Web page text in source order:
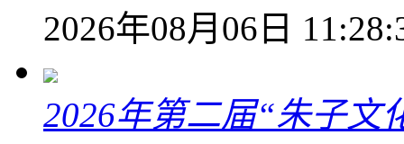
2026年08月06日
2026年第二届“朱子文